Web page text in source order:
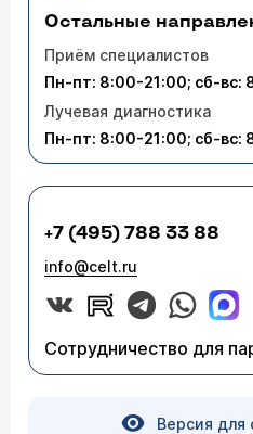
Остальные
Приём специалистов
Пн-пт: 8:00-21:00; сб-вс:
Лучевая диагностика
Пн-пт: 8:00-21:00; сб-вс:
+7 (495) 788 33 88
info@celt.ru
Сотрудничество для
Версия для